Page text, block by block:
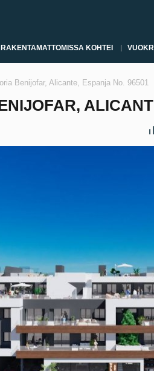
RAKENTAMATTOMISSA KOHTEI
Benijofar, Alicante, Espanja No. 96501